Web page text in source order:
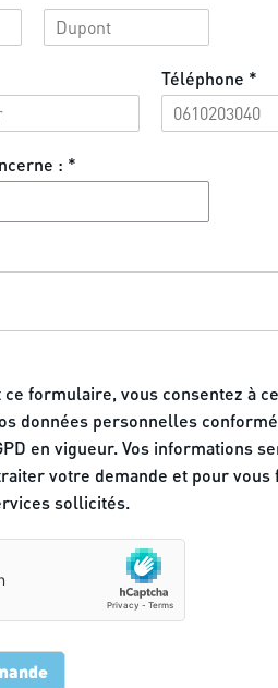
m
Téléphone *
: *
ce formulaire, vous consentez à
données personnelles
en vigueur. Vos informations
votre demande et pour
sollicités.